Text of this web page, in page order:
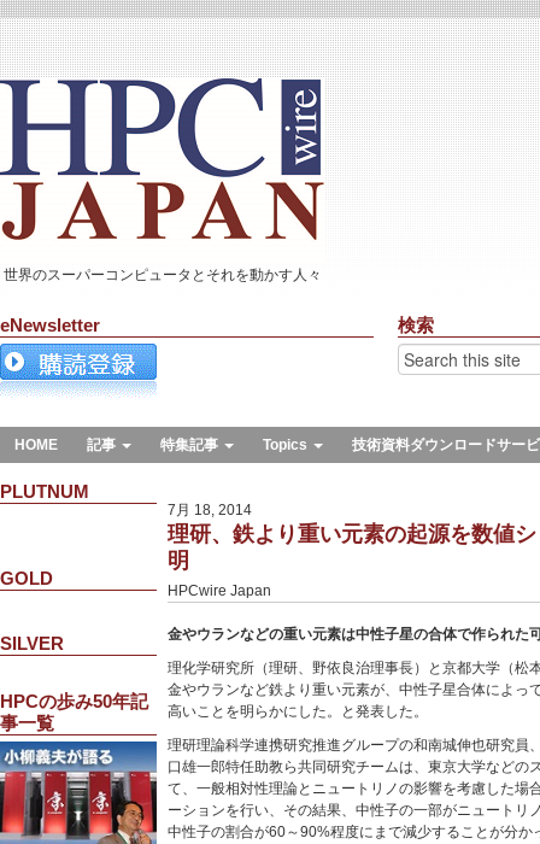
世界のスーパーコンピュータとそれを動かす人々
eNewsletter 検索
HOME 記事 特集記事 Topics 技術資料ダウンロードサー
PLUTNUM
GOLD
SILVER
HPCの歩み50年記
事一覧
7月 18, 2014
理研、鉄より重い元素の起源を数値
明
HPCwire Japan
金やウランなどの重い元素は中性子星の合体で作られた
理化学研究所（理研、野依良治理事長）と京都大学（松
金やウランなど鉄より重い元素が、中性子星合体によっ
高いことを明らかにした。と発表した。
理研理論科学連携研究推進グループの和南城伸也研究員
口雄一郎特任助教ら共同研究チームは、東京大学などの
て、一般相対性理論とニュートリノの影響を考慮した場
ーションを行い、その結果、中性子の一部がニュートリ
中性子の割合が60～90%程度にまで減少することが分か